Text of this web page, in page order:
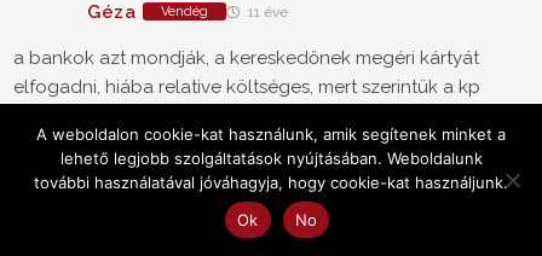
Géza Vendég 11 éve
a bankok azt mondják, a kereskedőnek megéri kártyát
elfogadni, hiába relative költséges, mert szerintük a kp
kártyás ügyfél.
0
11 éve
A weboldalon cookie-kat használunk, amik segítenek minket a
lehető legjobb szolgáltatások nyújtásában. Weboldalunk
további használatával jóváhagyja, hogy cookie-kat használjunk.
Ok
No